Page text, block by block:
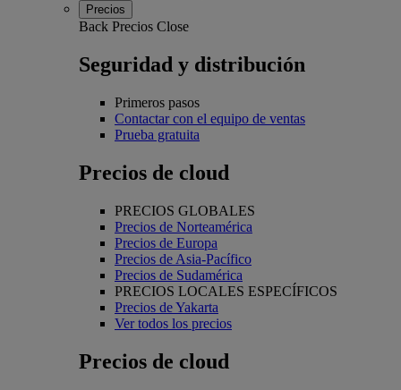
Precios
Back Precios Close
Seguridad y distribución
Primeros pasos
Contactar con el equipo de ventas
Prueba gratuita
Precios de cloud
PRECIOS GLOBALES
Precios de Norteamérica
Precios de Europa
Precios de Asia-Pacífico
Precios de Sudamérica
PRECIOS LOCALES ESPECÍFICOS
Precios de Yakarta
Ver todos los precios
Precios de cloud